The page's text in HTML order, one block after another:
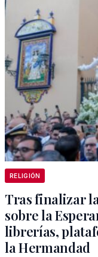
RELIGIÓN
Tras finalizar
sobre la
librerías,
la Hermandad